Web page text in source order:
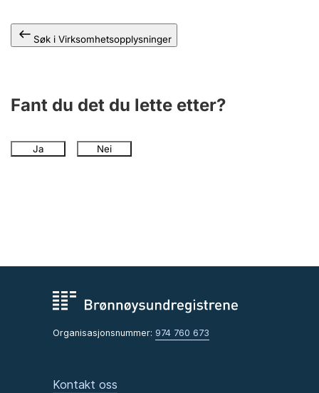
Søk i Virksomhetsopplysninger
Fant du det du lette etter?
Ja Nei
Organisasjonsnummer: 974 760 673
Kontakt oss